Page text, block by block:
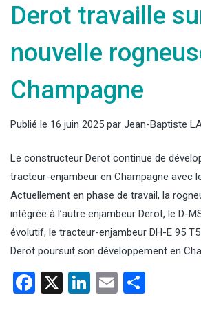
Derot travaille
nouvelle
Champagne
Publié le 16 juin 2025 par Jean-Baptiste
Le constructeur Derot continue de
tracteur-enjambeur en Champagne avec
Actuellement en phase de travail, la
intégrée à l’autre enjambeur Derot, le D-
évolutif, le tracteur-enjambeur DH-E 95
Derot poursuit son développement en
Facebook
X LinkedIn
Email